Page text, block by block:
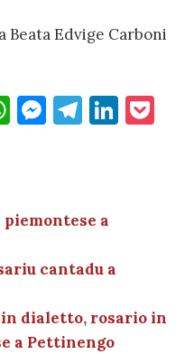
Beata Edvige Carboni
W
A
p
p
M
g
er
T
a
m
Li
a
cantadu a
dialetto, rosario in
a Pettinengo